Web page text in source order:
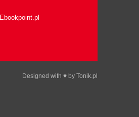
Ebookpoint.pl
Designed with ♥ by Tonik.pl